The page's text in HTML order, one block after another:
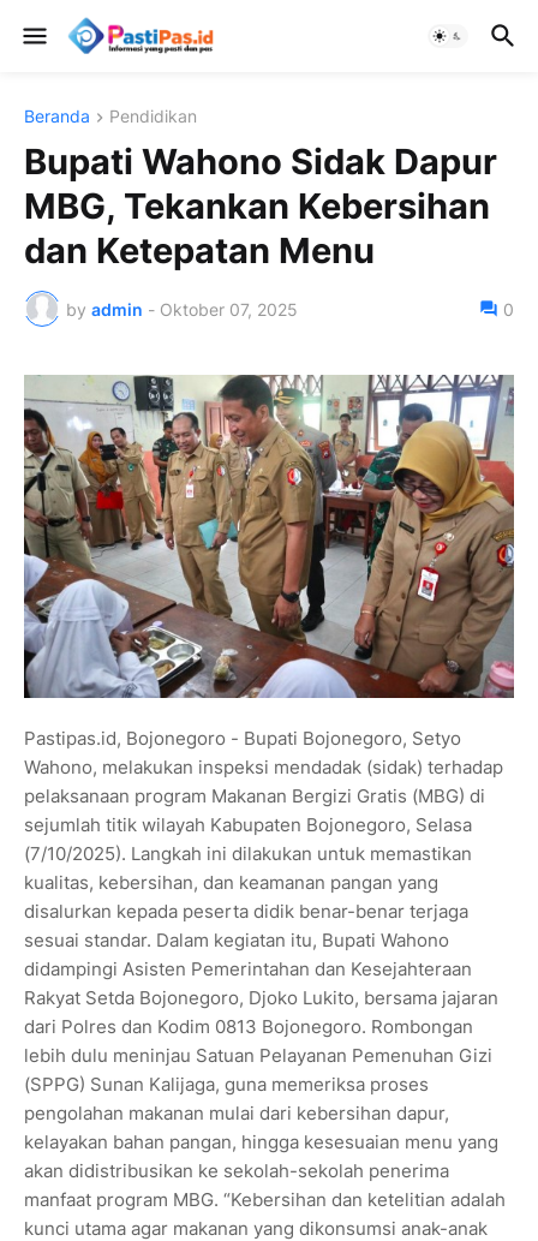
Beranda Pendidikan
Bupati Wahono Sidak Dapur
MBG, Tekankan Kebersihan
dan Ketepatan Menu
by admin - Oktober 07, 2025 0
Pastipas.id, Bojonegoro - Bupati Bojonegoro, Setyo
Wahono, melakukan inspeksi mendadak (sidak) terhadap
pelaksanaan program Makanan Bergizi Gratis (MBG) di
sejumlah titik wilayah Kabupaten Bojonegoro, Selasa
(7/10/2025). Langkah ini dilakukan untuk memastikan
kualitas, kebersihan, dan keamanan pangan yang
disalurkan kepada peserta didik benar-benar terjaga
sesuai standar. Dalam kegiatan itu, Bupati Wahono
didampingi Asisten Pemerintahan dan Kesejahteraan
Rakyat Setda Bojonegoro, Djoko Lukito, bersama jajaran
dari Polres dan Kodim 0813 Bojonegoro. Rombongan
lebih dulu meninjau Satuan Pelayanan Pemenuhan Gizi
(SPPG) Sunan Kalijaga, guna memeriksa proses
pengolahan makanan mulai dari kebersihan dapur,
kelayakan bahan pangan, hingga kesesuaian menu yang
akan didistribusikan ke sekolah-sekolah penerima
manfaat program MBG. “Kebersihan dan ketelitian adalah
kunci utama agar makanan yang dikonsumsi anak-anak